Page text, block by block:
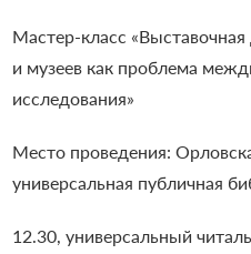
Мастер-класс
и музеев как проблема
исследования»
Место проведения:
универсальная публичная
12.30, универсальный